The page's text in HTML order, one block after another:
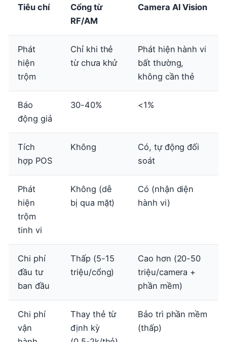
Tiêu chí
Cổng từ
RF/AM
Camera AI Vision
Phát
hiện
trộm
Chỉ khi thẻ
từ chưa khử
Phát hiện hành vi
bất thường,
không cần thẻ
Báo
động giả
30-40% <1%
Tích
hợp POS
Không
Có, tự động đối
soát
Phát
hiện
trộm
tinh vi
Không (dễ
bị qua mặt)
Có (nhận diện
hành vi)
Chi phí
đầu tư
ban đầu
Thấp (5-15
triệu/cổng)
Cao hơn (20-50
triệu/camera +
phần mềm)
Chi phí
vận
Thay thẻ từ
định kỳ
Bảo trì phần mềm
(thấp)